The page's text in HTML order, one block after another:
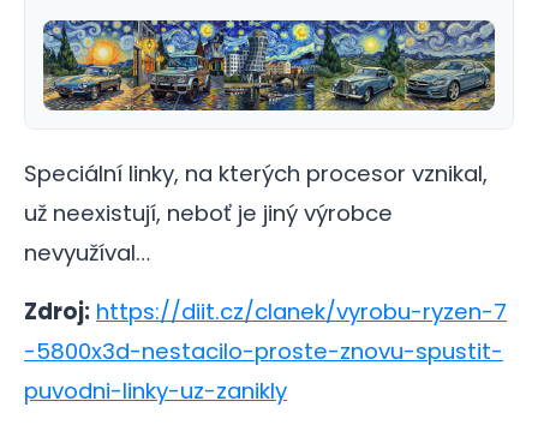
Speciální linky, na kterých procesor vznikal,
už neexistují, neboť je jiný výrobce
nevyužíval…
Zdroj: https://diit.cz/clanek/vyrobu-ryzen-7
-5800x3d-nestacilo-proste-znovu-spustit-
puvodni-linky-uz-zanikly